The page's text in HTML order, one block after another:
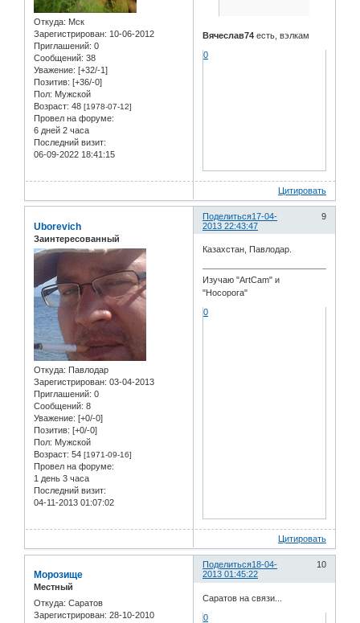
Откуда: Мск
Зарегистрирован: 10-06-2012
Приглашений: 0
Сообщений: 38
Уважение: [+32/-1]
Позитив: [+36/-0]
Пол: Мужской
Возраст: 48 [1978-07-12]
Провел на форуме:
6 дней 2 часа
Последний визит:
06-09-2022 18:41:15
Вячеслав74 есть, вэлкам
0
Цитировать
Поделиться 9
17-04-
2013 22:43:47
Uborevich
Заинтересованный
Откуда: Павлодар
Зарегистрирован: 03-04-2013
Приглашений: 0
Сообщений: 8
Уважение: [+0/-0]
Позитив: [+0/-0]
Пол: Мужской
Возраст: 54 [1971-09-16]
Провел на форуме:
1 день 3 часа
Последний визит:
04-11-2013 01:07:02
Казахстан, Павлодар.
Изучаю "ArtCam" и
"Носорога"
0
Цитировать
Поделиться 10
18-04-
2013 01:45:22
Морозище
Местный
Откуда: Саратов
Зарегистрирован: 28-10-2010
Саратов на связи...
0